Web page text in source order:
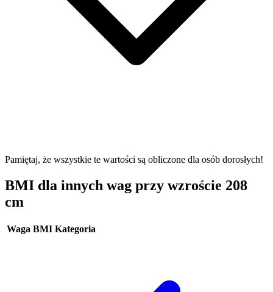
Pamiętaj, że wszystkie te wartości są obliczone dla osób dorosłych!
BMI dla innych wag przy wzroście 208
cm
Waga BMI Kategoria